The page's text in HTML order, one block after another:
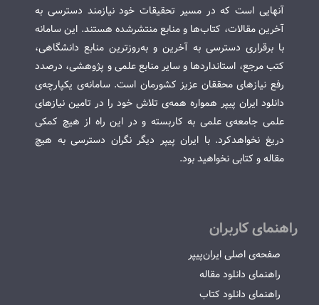
آنهایی است که در مسیر تحقیقات خود نیازمند دسترسی به
آخرین مقالات، کتاب‌ها و منابع منتشرشده هستند. این سامانه
با برقراری دسترسی به آخرین و به‌روزترین منابع دانشگاهی،
کتب مرجع، استانداردها و سایر منابع علمی و پژوهشی، درصدد
رفع نیازهای محققان عزیز کشورمان است. سامانه‌ی یکپارچه‌ی
دانلود ایران پیپر همواره همه‌ی تلاش خود را در تامین نیازهای
علمی جامعه‌ی علمی به کاربسته و در این راه از هیچ کمکی
دریغ نخواهدکرد. با ایران پیپر دیگر نگران دسترسی به هیچ
مقاله و کتابی نخواهید بود.
راهنمای کاربران
صفحه‌ی اصلی ایران‌پیپر
راهنمای دانلود مقاله
راهنمای دانلود کتاب